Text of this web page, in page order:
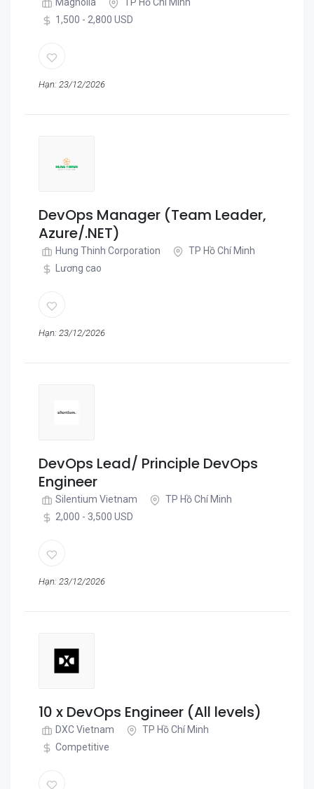
1,500 - 2,800 USD
Hạn: 23/12/2026
DevOps Manager (Team Leader,
Azure/.NET)
Hung Thinh Corporation
TP Hồ Chí Minh
Lương cao
Hạn: 23/12/2026
DevOps Lead/ Principle DevOps
Engineer
Silentium Vietnam
TP Hồ Chí Minh
2,000 - 3,500 USD
Hạn: 23/12/2026
10 x DevOps Engineer (All levels)
DXC Vietnam
TP Hồ Chí Minh
Competitive